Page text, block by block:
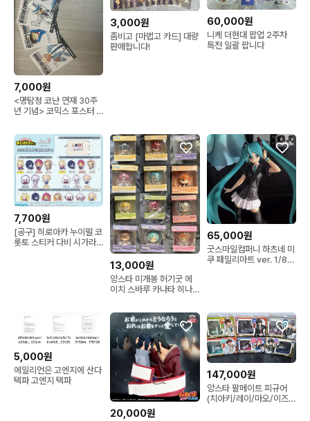
7,000원
<명탐정 코난 연재 30주
년 기념> 코믹스 포스터 /
3,000원
좀비고 [마법고 카드] 대량
판매합니다!
60,000원
니케 더현대 팝업 2주차
특전 일괄 팝니다
7,700원
[공구] 히로아카 누이펄 코
롯토 스티커 다비 시가라
13,000원
앙스타 미개봉 허기굿 에
이치 스바루 카나타 히나
마그넷
65,000원
굿스마일컴퍼니 하츠네 미
쿠 패밀리마트 ver. 1/8
5,000원
에일리언은 고엔지에 산다
텍파 고엔지 텍파
20,000원
147,000원
앙스타 팔메이트 피규어
(치아키/레이/마오/이즈